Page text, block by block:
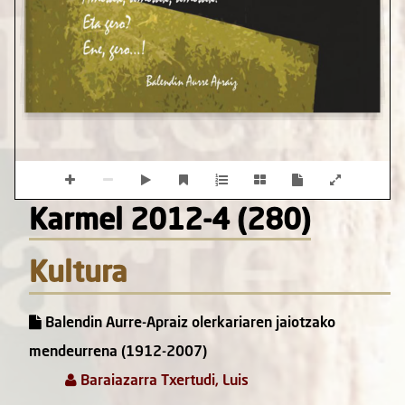
Karmel 2012-4 (280)
Kultura
Balendin Aurre-Apraiz olerkariaren jaiotzako
mendeurrena (1912-2007)
Baraiazarra Txertudi, Luis